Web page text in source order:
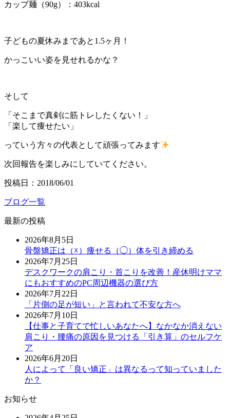
カップ麺（90g）：403kcal
子どもの夏休みまであと1.5ヶ月！
かっこいい姿を見せれるかな？
そして
「そこまで真剣に筋トレしたくない！」
「楽して痩せたい」
っていう方々の代表として頑張ってみます
次回報告を楽しみにしていてください。
投稿日：2018/06/01
ブログ一覧
最新の投稿
2026年8月5日
骨盤矯正は（☓）痩せる（◯）体を引き締める
2026年7月25日
デスクワークの肩こり・首こりを改善！産休明けママ
にもおすすめのPC周辺機器の選び方
2026年7月22日
「片側の足が短い」と言われて不安な方へ
2026年7月10日
【仕事と子育てで忙しいあなたへ】なかなか消えない
肩こり・腰痛の原因を見つける「引き算」のセルフケ
ア
2026年6月20日
人によって「良い矯正」は異なるって知っていました
か？
お知らせ